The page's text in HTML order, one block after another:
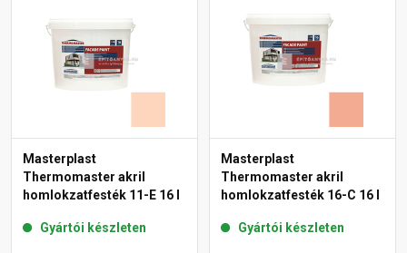
Masterplast
Thermomaster akril
homlokzatfesték 11-E 16 l
Gyártói készleten
Masterplast
Thermomaster akril
homlokzatfesték 16-C 16 l
Gyártói készleten